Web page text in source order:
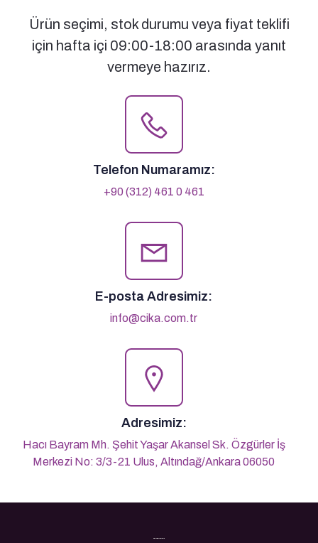
Ürün seçimi, stok durumu veya fiyat teklifi
için hafta içi 09:00-18:00 arasında yanıt
vermeye hazırız.
Telefon Numaramız:
+90 (312) 461 0 461
E-posta Adresimiz:
info@cika.com.tr
Adresimiz:
Hacı Bayram Mh. Şehit Yaşar Akansel Sk. Özgürler İş
Merkezi No: 3/3-21 Ulus, Altındağ/Ankara 06050
Son Yazılarımız